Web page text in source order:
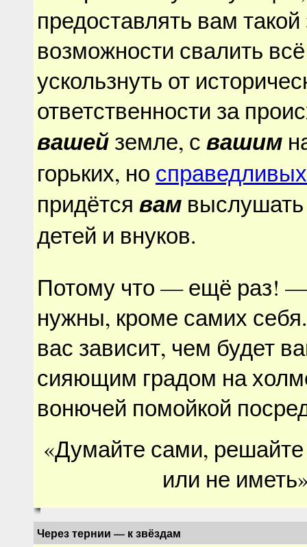
предоставлять вам
возможности свалить
ускользнуть от
ответственности за
вашей земле, с вашим
горьких, но
придётся вам
детей и внуков.
Потому что — ещё раз!
нужны, кроме самих
вас зависит, чем будет
сияющим градом на
вонючей помойкой
«Думайте сами,
или не
Через тернии — к звёздам